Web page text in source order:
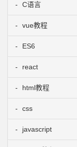
C语言
vue教程
ES6
react
html教程
css
javascript